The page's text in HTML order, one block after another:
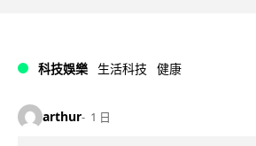
科技娛樂 生活科技 健康
arthur 1 日